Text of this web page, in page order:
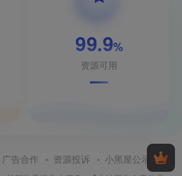
99.9%
资源可用
广告合作 资源投诉 小黑屋公示